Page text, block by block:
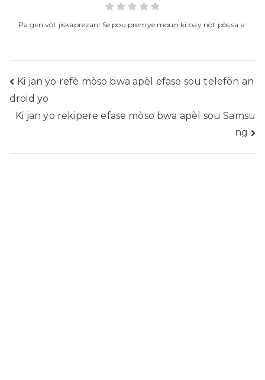
Pa gen vòt jiskaprezan! Se pou premye moun ki bay nòt pòs sa a.
Poste
navigasyon
Ki jan yo refè mòso bwa apèl efase sou telefòn an
droid yo
Ki jan yo rekipere efase mòso bwa apèl sou Samsu
ng